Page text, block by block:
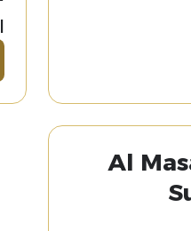
Al